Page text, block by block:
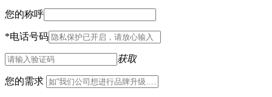
您的称呼
*电话号码
获取
您的需求